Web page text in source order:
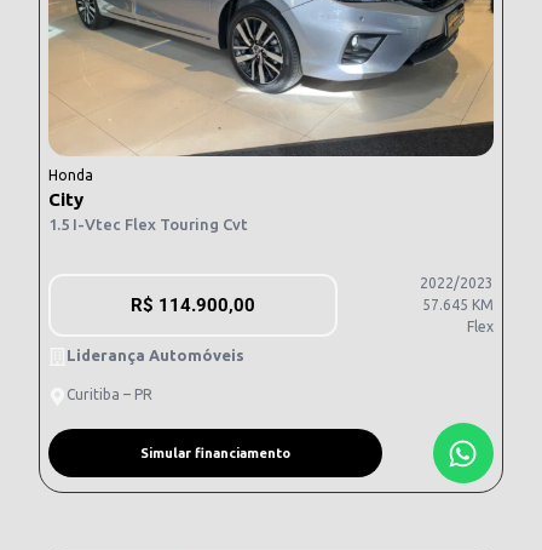
Honda
City
1.5 I-Vtec Flex Touring Cvt
R$ 114.900,00
2022/2023
57.645 KM
Flex
Liderança Automóveis
Curitiba – PR
Simular financiamento